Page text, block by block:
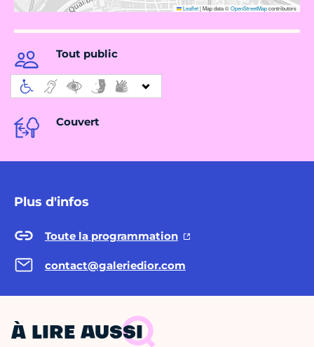
Leaflet|Map data ©OpenStreetMapcontributors
Tout public
Couvert
Plus d'infos
Toute la programmation
contact@galeriedior.com
À LIRE AUSSI